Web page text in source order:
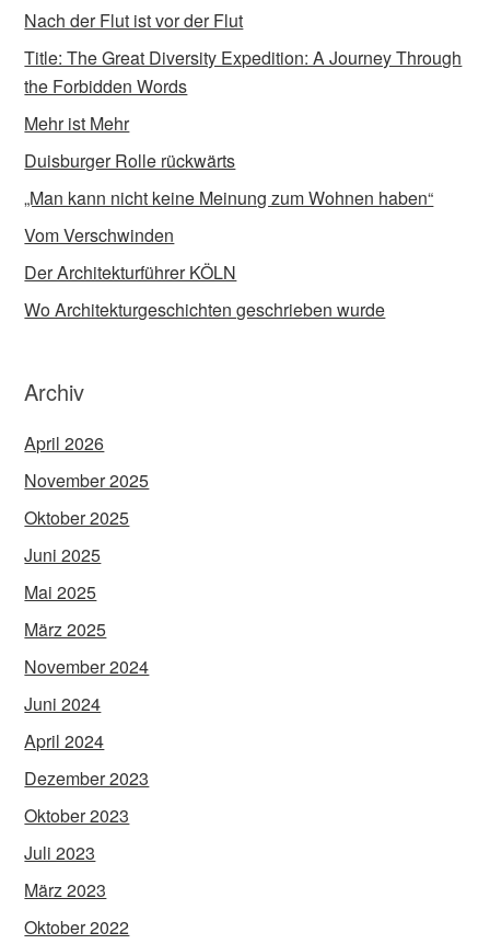
Nach der Flut ist vor der Flut
Title: The Great Diversity Expedition: A Journey Through
the Forbidden Words
Mehr ist Mehr
Duisburger Rolle rückwärts
„Man kann nicht keine Meinung zum Wohnen haben“
Vom Verschwinden
Der Architekturführer KÖLN
Wo Architekturgeschichten geschrieben wurde
Archiv
April 2026
November 2025
Oktober 2025
Juni 2025
Mai 2025
März 2025
November 2024
Juni 2024
April 2024
Dezember 2023
Oktober 2023
Juli 2023
März 2023
Oktober 2022